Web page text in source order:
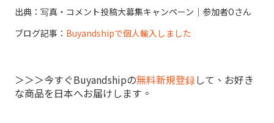
出典：写真・コメント投稿大募集キャンペーン｜参加者Oさん
ブログ記事： Buyandshipで個人輸入しました
＞＞＞今すぐBuyandshipの無料新規登録して、お好き
な商品を日本へお届けします。